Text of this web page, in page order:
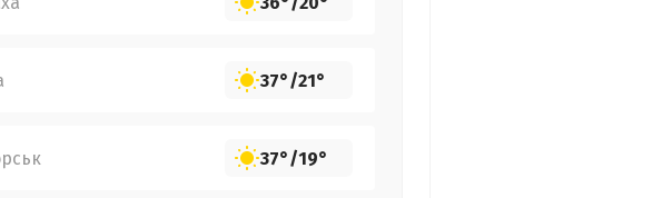
37°/21°
37°/19°